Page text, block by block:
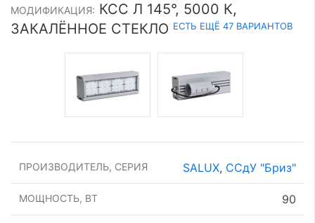
МОДИФИКАЦИЯ: КСС Л 145°, 5000 К,
ЗАКАЛЁННОЕ СТЕКЛО ЕСТЬ ЕЩЁ 47 ВАРИАНТОВ
ПРОИЗВОДИТЕЛЬ, СЕРИЯ SALUX, ССдУ "Бриз"
МОЩНОСТЬ, ВТ 90